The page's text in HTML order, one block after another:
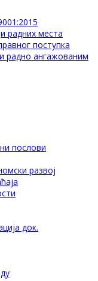
радних места
поступка
радно ангажованим
послови
развој
док.